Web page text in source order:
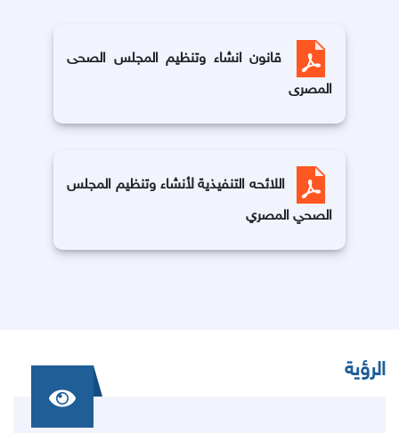
قانون انشاء وتنظيم المجلس الصحى
المصرى
اللائحه التنفيذية لأنشاء وتنظيم المجلس
الصحي المصري
الرؤية